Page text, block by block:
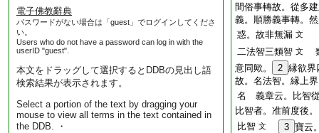
電子佛教辭典
パスワードがない場合は「guest」でログインしてくださ
い。
Users who do not have a password can log in with the
userID "guest".
本文をドラッグして選択するとDDBの見出し語
検索結果が表示されます。
Select a portion of the text by dragging your
mouse to view all terms in the text contained in
the DDB. ・
間俗事轉故。從多
義。順勝義事轉。
惑。故非無漏 文
二法智三類智 文
意同歟。
2 縁欲界
故。名法智。縁上
名 義章云。比智
比智者。准前度後
比智 文 3 寶云